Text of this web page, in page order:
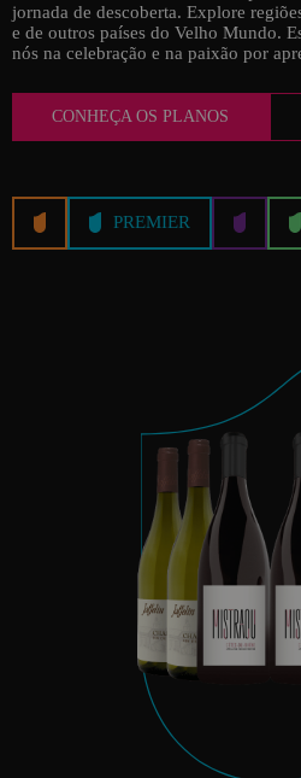
jornada de descoberta. Explore
e de outros países do Velho Mundo.
nós na celebração e na paixão por
CONHEÇA OS PLANOS
PREMIER